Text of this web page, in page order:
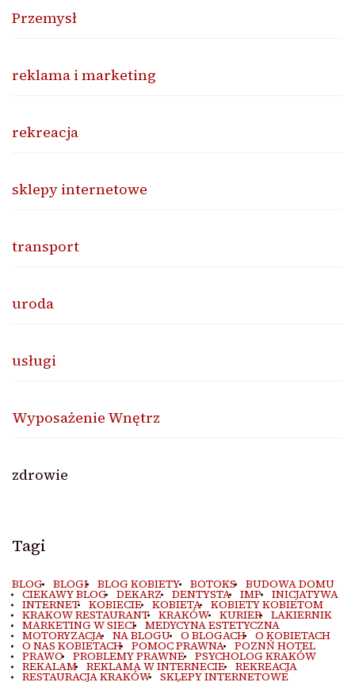
Przemysł
reklama i marketing
rekreacja
sklepy internetowe
transport
uroda
usługi
Wyposażenie Wnętrz
zdrowie
Tagi
BLOG BLOGI BLOG KOBIETY BOTOKS BUDOWA DOMU
CIEKAWY BLOG DEKARZ DENTYSTA IMP INICJATYWA
INTERNET KOBIECIE KOBIETA KOBIETY KOBIETOM
KRAKOW RESTAURANT KRAKÓW KURIER LAKIERNIK
MARKETING W SIECI MEDYCYNA ESTETYCZNA
MOTORYZACJA NA BLOGU O BLOGACH O KOBIETACH
O NAS KOBIETACH POMOC PRAWNA POZNŃ HOTEL
PRAWO PROBLEMY PRAWNE PSYCHOLOG KRAKÓW
REKALAM REKLAMA W INTERNECIE REKREACJA
RESTAURACJA KRAKÓW SKLEPY INTERNETOWE